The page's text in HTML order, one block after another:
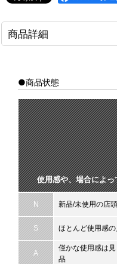
商品詳細
●商品状態
使用感や、場合によ
N 新品/未使用の店
S ほとんど使用感
A
僅かな使用感は
品